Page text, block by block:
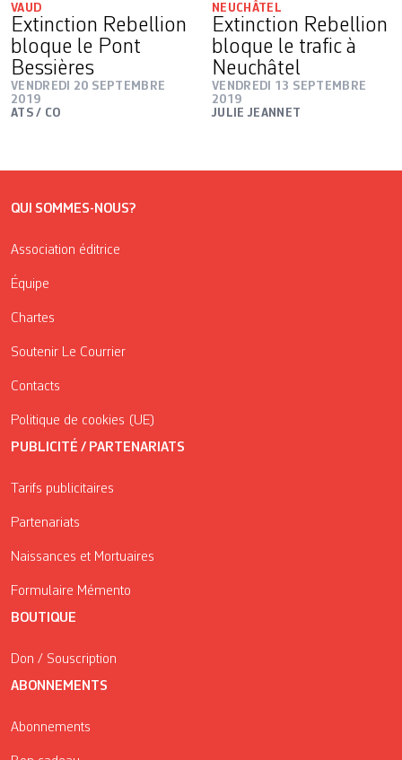
VAUD
Extinction Rebellion
bloque le Pont
Bessières
VENDREDI 20 SEPTEMBRE
2019
ATS / CO
NEUCHÂTEL
Extinction Rebellion
bloque le trafic à
Neuchâtel
VENDREDI 13 SEPTEMBRE
2019
JULIE JEANNET
QUI SOMMES-NOUS?
Association éditrice
Équipe
Chartes
Soutenir Le Courrier
Contacts
Politique de cookies (UE)
PUBLICITÉ / PARTENARIATS
Tarifs publicitaires
Partenariats
Naissances et Mortuaires
Formulaire Mémento
BOUTIQUE
Don / Souscription
ABONNEMENTS
Abonnements